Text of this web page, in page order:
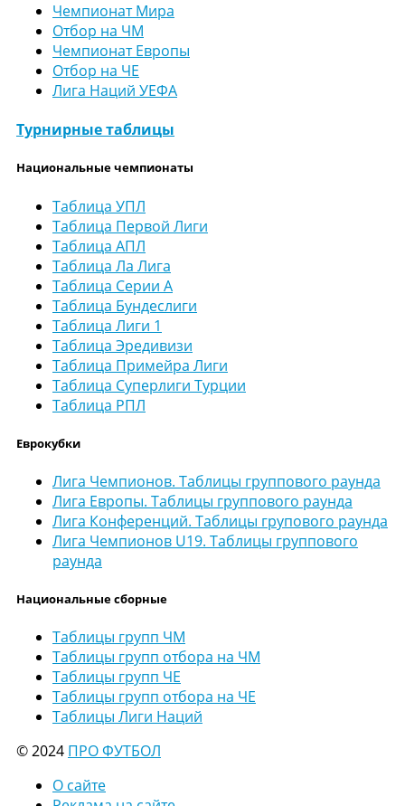
Чемпионат Мира
Отбор на ЧМ
Чемпионат Европы
Отбор на ЧЕ
Лига Наций УЕФА
Турнирные таблицы
Национальные чемпионаты
Таблица УПЛ
Таблица Первой Лиги
Таблица АПЛ
Таблица Ла Лига
Таблица Серии А
Таблица Бундеслиги
Таблица Лиги 1
Таблица Эредивизи
Таблица Примейра Лиги
Таблица Суперлиги Турции
Таблица РПЛ
Еврокубки
Лига Чемпионов. Таблицы группового раунда
Лига Европы. Таблицы группового раунда
Лига Конференций. Таблицы групового раунда
Лига Чемпионов U19. Таблицы группового
раунда
Национальные сборные
Таблицы групп ЧМ
Таблицы групп отбора на ЧМ
Таблицы групп ЧЕ
Таблицы групп отбора на ЧЕ
Таблицы Лиги Наций
© 2024 ПРО ФУТБОЛ
О сайте